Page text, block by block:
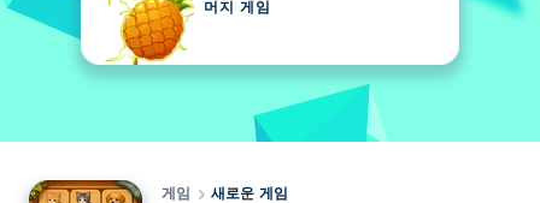
머지 게임
게임 새로운 게임